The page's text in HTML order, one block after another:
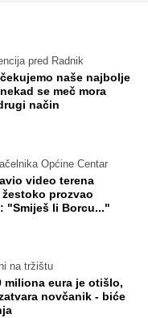
pred Radnik
naše najbolje
se meč mora
način
Općine Centar
video terena
žestoko prozvao
"Smiješ li Borcu..."
na tržištu
miliona eura je otišlo,
novčanik - biće